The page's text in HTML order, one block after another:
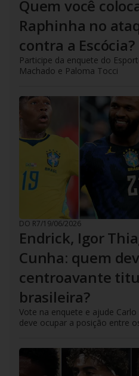
Quem você
Raphinha no
contra a Escócia?
Participe da enquete do
Machado e Paloma Tocci
DO R7/19/06/2026
Endrick, Igor
Cunha: quem
centroavante
brasileira?
Vote na enquete e ajude
deve ocupar a posição entre